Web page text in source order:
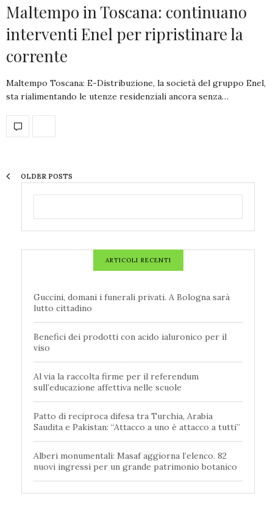
Maltempo in Toscana: continuano
interventi Enel per ripristinare la
corrente
Maltempo Toscana: E-Distribuzione, la società del gruppo Enel,
sta rialimentando le utenze residenziali ancora senza…
OLDER POSTS
ARTICOLI RECENTI
Guccini, domani i funerali privati. A Bologna sarà
lutto cittadino
Benefici dei prodotti con acido ialuronico per il
viso
Al via la raccolta firme per il referendum
sull’educazione affettiva nelle scuole
Patto di reciproca difesa tra Turchia, Arabia
Saudita e Pakistan: “Attacco a uno è attacco a tutti”
Alberi monumentali: Masaf aggiorna l’elenco. 82
nuovi ingressi per un grande patrimonio botanico